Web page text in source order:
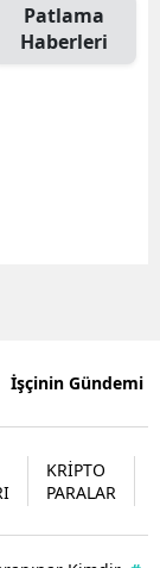
Isparta
Mersin
Kocaeli
Konya
Patlama
Haberleri
İşçinin Gündemi
KRİPTO
PARALAR